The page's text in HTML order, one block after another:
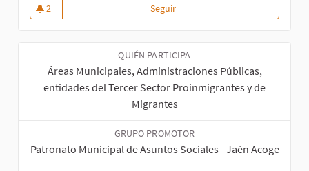
2
2 seguidoras
SeguirParticipación para la
QUIÉN PARTICIPA
Áreas Municipales, Administraciones Públicas,
entidades del Tercer Sector Proinmigrantes y de
Migrantes
GRUPO PROMOTOR
Patronato Municipal de Asuntos Sociales - Jaén Acoge